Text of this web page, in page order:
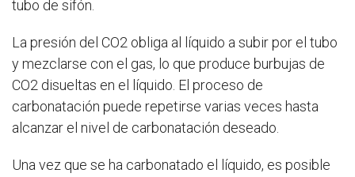
tubo de sifón.
La presión del CO2 obliga al líquido a subir por el tubo
y mezclarse con el gas, lo que produce burbujas de
CO2 disueltas en el líquido. El proceso de
carbonatación puede repetirse varias veces hasta
alcanzar el nivel de carbonatación deseado.
Una vez que se ha carbonatado el líquido, es posible